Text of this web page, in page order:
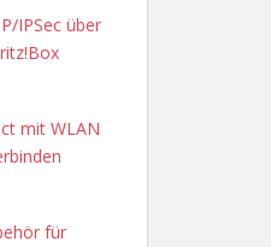
IPSec über
mit WLAN
für